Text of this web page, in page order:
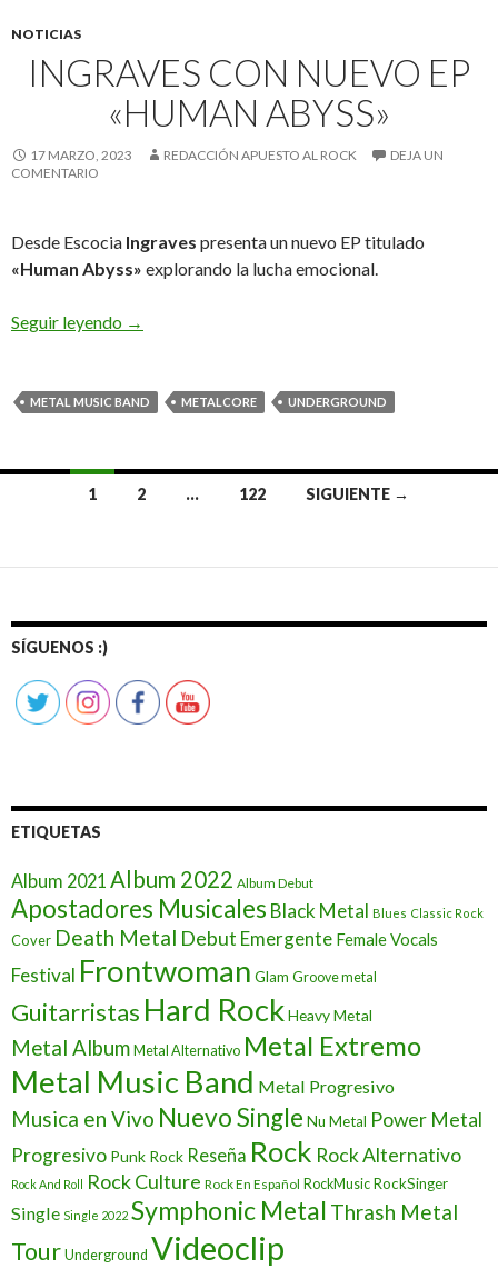
NOTICIAS
INGRAVES CON NUEVO EP
«HUMAN ABYSS»
17 MARZO, 2023 REDACCIÓN APUESTO AL ROCK
DEJA UN
COMENTARIO
Desde Escocia Ingraves presenta un nuevo EP titulado
«Human Abyss» explorando la lucha emocional.
Seguir leyendo Ingraves con nuevo EP «Human Abyss»
→
METAL MUSIC BAND METALCORE UNDERGROUND
a
entradas
1 2 … 122 SIGUIENTE →
SÍGUENOS :)
ETIQUETAS
Album 2021 Album 2022 Album Debut
Apostadores Musicales Black Metal Blues Classic Rock
Cover Death Metal Debut Emergente Female Vocals
Festival Frontwoman Glam Groove metal
Guitarristas Hard RockHeavy Metal
Metal Album Metal Alternativo Metal Extremo
Metal Music Band Metal Progresivo
Musica en Vivo Nuevo Single Nu Metal Power Metal
Progresivo Punk Rock Reseña Rock Rock Alternativo
Rock And Roll Rock Culture Rock En Español RockMusic RockSinger
Single Single 2022 Symphonic Metal Thrash Metal
Tour Underground Videoclip